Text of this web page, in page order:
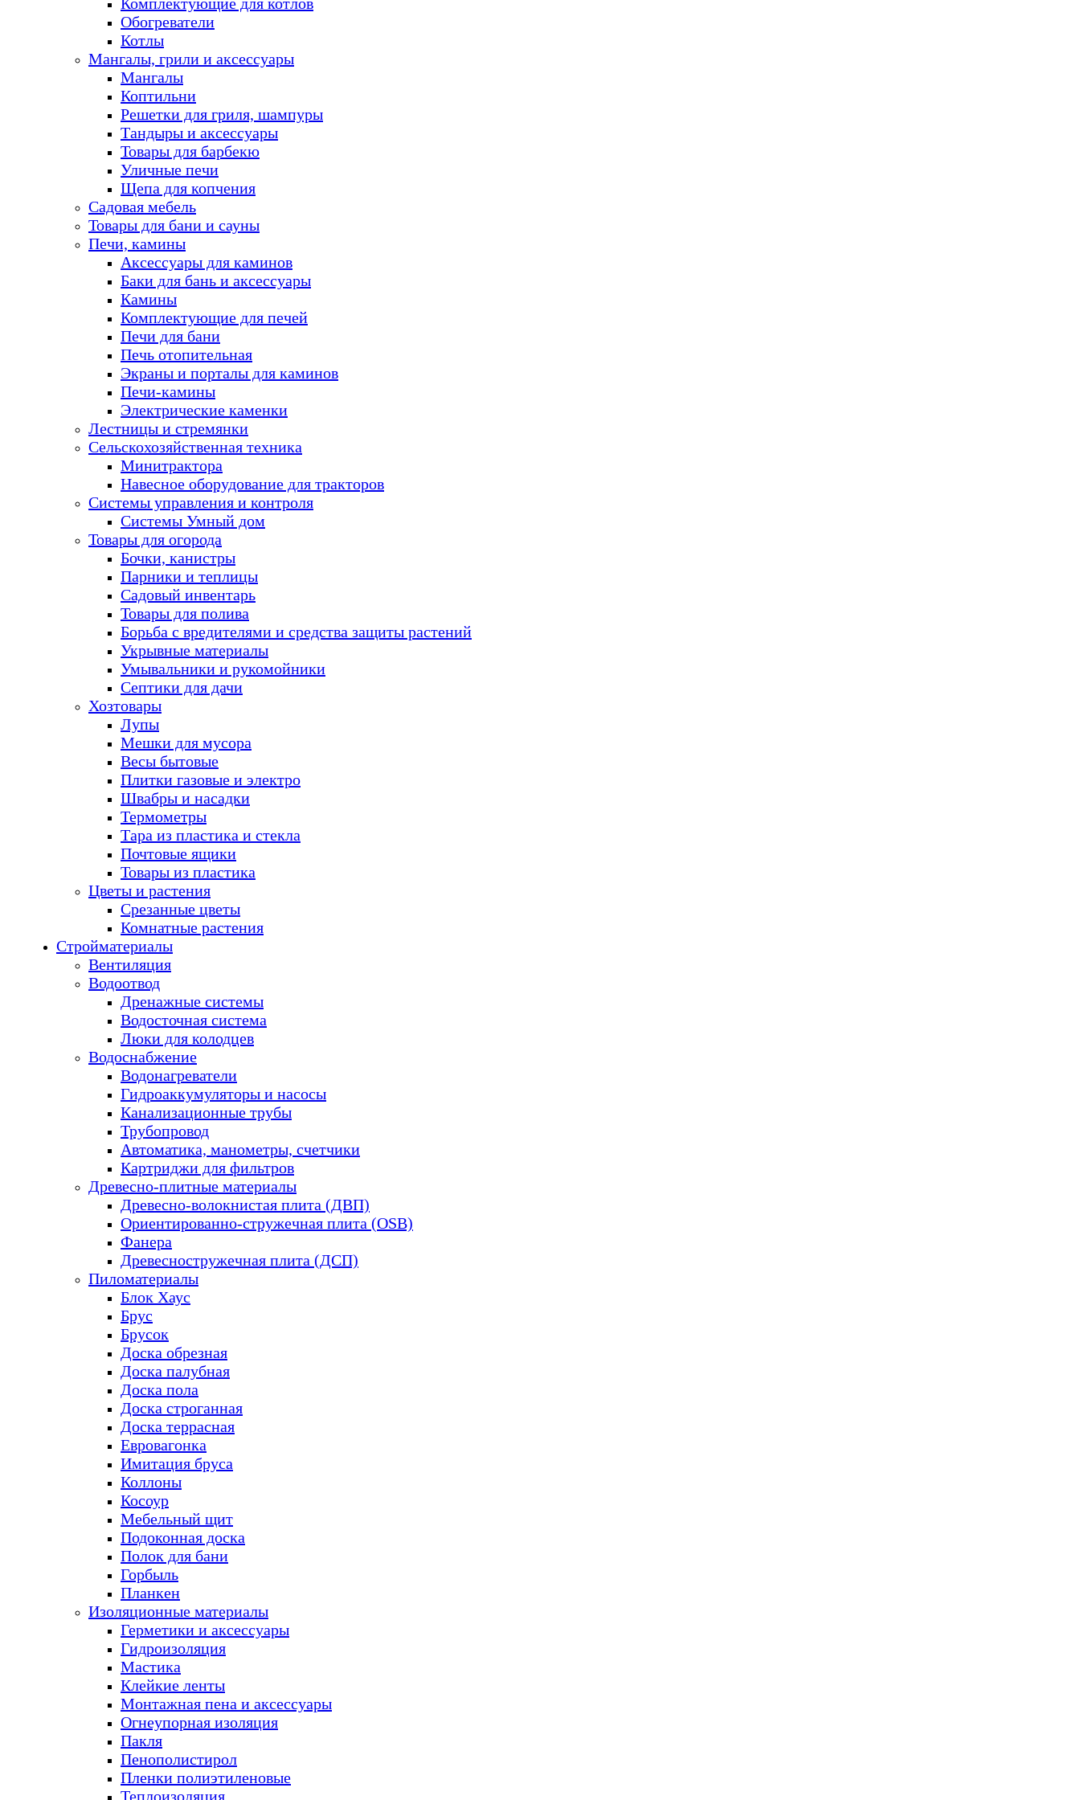
Обогреватели
Котлы
Мангалы, грили и аксессуары
Мангалы
Коптильни
Решетки для гриля, шампуры
Тандыры и аксессуары
Товары для барбекю
Уличные печи
Щепа для копчения
Садовая мебель
Товары для бани и сауны
Печи, камины
Аксессуары для каминов
Баки для бань и аксессуары
Камины
Комплектующие для печей
Печи для бани
Печь отопительная
Экраны и порталы для каминов
Печи-камины
Электрические каменки
Лестницы и стремянки
Сельскохозяйственная техника
Минитрактора
Навесное оборудование для тракторов
Системы управления и контроля
Системы Умный дом
Товары для огорода
Бочки, канистры
Парники и теплицы
Садовый инвентарь
Товары для полива
Борьба с вредителями и средства защиты растений
Укрывные материалы
Умывальники и рукомойники
Септики для дачи
Хозтовары
Лупы
Мешки для мусора
Весы бытовые
Плитки газовые и электро
Швабры и насадки
Термометры
Тара из пластика и стекла
Почтовые ящики
Товары из пластика
Цветы и растения
Срезанные цветы
Комнатные растения
Стройматериалы
Вентиляция
Водоотвод
Дренажные системы
Водосточная система
Люки для колодцев
Водоснабжение
Водонагреватели
Гидроаккумуляторы и насосы
Канализационные трубы
Трубопровод
Автоматика, манометры, счетчики
Картриджи для фильтров
Древесно-плитные материалы
Древесно-волокнистая плита (ДВП)
Ориентированно-стружечная плита (OSB)
Фанера
Древесностружечная плита (ДСП)
Пиломатериалы
Блок Хаус
Брус
Брусок
Доска обрезная
Доска палубная
Доска пола
Доска строганная
Доска террасная
Евровагонка
Имитация бруса
Коллоны
Косоур
Мебельный щит
Подоконная доска
Полок для бани
Горбыль
Планкен
Изоляционные материалы
Герметики и аксессуары
Гидроизоляция
Мастика
Клейкие ленты
Монтажная пена и аксессуары
Огнеупорная изоляция
Пакля
Пенополистирол
Пленки полиэтиленовые
Теплоизоляция